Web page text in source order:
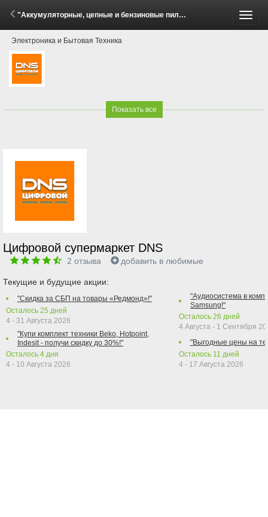
"Аккумуляторные, цепные и бензиновые пилы - комплектом выгоднее!" (30 Мая - 30 Июня 2026)
Электроника и Бытовая Техника
Показать все
Цифровой супермаркет DNS
2 отзыва добавить в любимые
Текущие и будущие акции:
"Скидка за СБП на товары «Редмонд»!"
Осталось 25 дней
4 - 31 Августа 2026
"Купи комплект техники Beko, Hotpoint,
Indesit - получи скидку до 30%!"
Осталось 4 дня
4 - 10 Августа 2026
"Аудиосистема в
Samsung!"
Осталось 26 дней
4 Августа - 1 Сентября
"Выгодные цены на
Осталось 11 дней
4 - 17 Августа 2026